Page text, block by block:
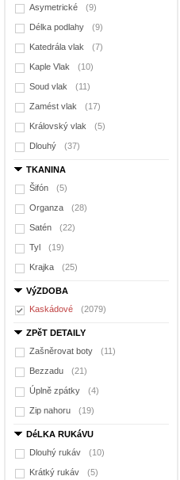
Asymetrické
(9)
Délka podlahy (9)
Katedrála vlak (7)
Kaple Vlak (10)
Soud vlak (11)
Zamést vlak (17)
Královský vlak (5)
Dlouhý (37)
TKANINA
Šifón
(5)
Organza (28)
Satén (22)
Tyl (19)
Krajka (25)
VýZDOBA
Kaskádové
(2079)
ZPěT DETAILY
Zašněrovat boty
(11)
Bezzadu (21)
Úplně zpátky (4)
Zip nahoru (19)
DéLKA RUKáVU
Dlouhý rukáv
(10)
Krátký rukáv (5)